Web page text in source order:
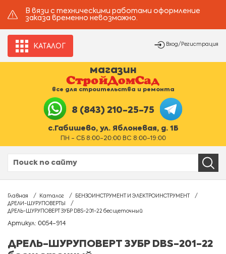
В вязи с техническими работами оформление
заказа временно невозможно.
КАТАЛОГ Вход/Регистрация
магазин
все для строительства и ремонта
8 (843) 210-25-75
с.Габишево, ул. Яблоневая, д. 1Б
ПН - СБ 8:00-20:00 ВС 8:00-19:00
Главная Каталог
БЕНЗОИНСТРУМЕНТ И ЭЛЕКТРОИНСТРУМЕНТ
ДРЕЛИ-ШУРУПОВЕРТЫ
ДРЕЛЬ-ШУРУПОВЕРТ ЗУБР DBS-201-22 бесщеточный
Артикул: 0054-914
ДРЕЛЬ-ШУРУПОВЕРТ ЗУБР DBS-201-22